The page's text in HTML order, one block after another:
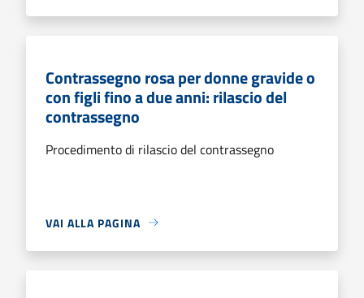
Contrassegno rosa per donne gravide o
con figli fino a due anni: rilascio del
contrassegno
Procedimento di rilascio del contrassegno
VAI ALLA PAGINA